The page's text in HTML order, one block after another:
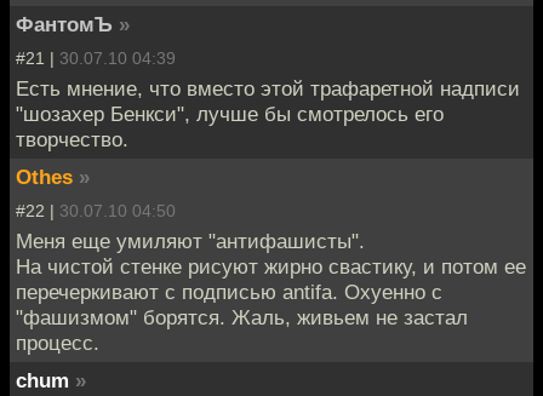
ФантомЪ »
#21 | 30.07.10 04:39
Есть мнение, что вместо этой трафаретной надписи
"шозахер Бенкси", лучше бы смотрелось его
творчество.
Othes »
#22 | 30.07.10 04:50
Меня еще умиляют "антифашисты".
На чистой стенке рисуют жирно свастику, и потом ее
перечеркивают с подписью antifa. Охуенно с
"фашизмом" борятся. Жаль, живьем не застал
процесс.
chum »